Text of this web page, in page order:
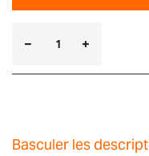
Basculer les